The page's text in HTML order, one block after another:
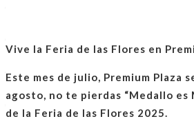
Vive la Feria de las Flores en
Este mes de julio, Premium Plaza
agosto, no te pierdas “Medallo es
de la Feria de las Flores 2025.